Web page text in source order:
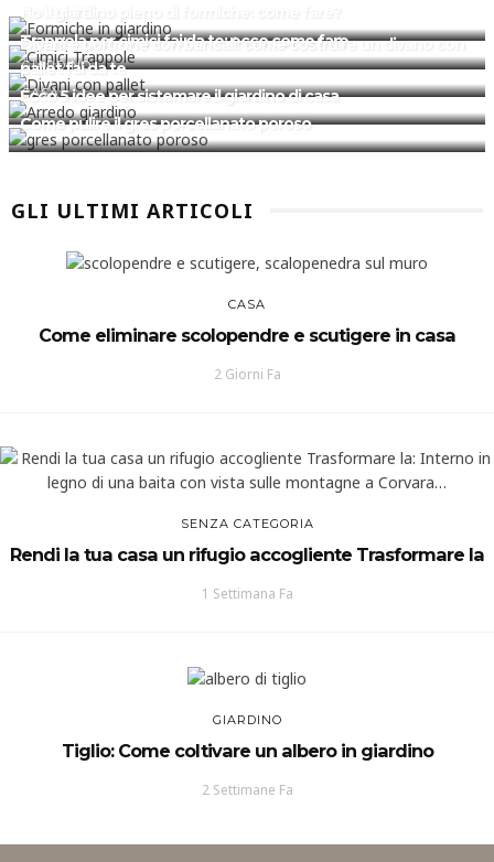
Ho il giardino pieno di formiche: come fare?
FAI DA TE
Trappola per cimici fai da te: ecco come fare
FAI DA TE
Divani e poltrone con bancali: come costruire un divano con
pallet fai da te
GIARDINO
Ecco 5 idee per sistemare il giardino di casa
CASA
Come pulire il gres porcellanato poroso
GLI ULTIMI ARTICOLI
CASA
Come eliminare scolopendre e scutigere in casa
2 Giorni Fa
SENZA CATEGORIA
Rendi la tua casa un rifugio accogliente Trasformare la
1 Settimana Fa
GIARDINO
Tiglio: Come coltivare un albero in giardino
2 Settimane Fa